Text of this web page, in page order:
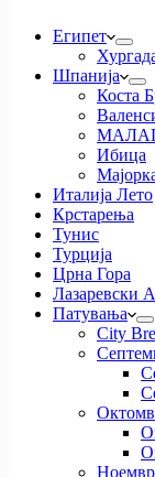
Египет
Шпанија
Коста
Ибица
Италија Лето
Крстарења
Тунис
Турција
Црна Гора
Лазаревски
Патувања
City